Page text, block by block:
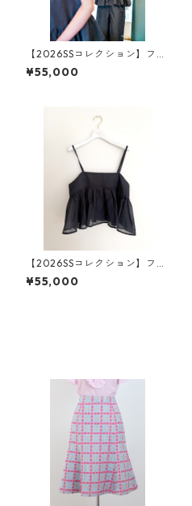
【2026SSコレクション】フリ
ル・ショートスリーブトップ
ス ソフト・デニム
¥55,000
【2026SSコレクション】フレ
ア・キャミトップス ブラッ
ク（透け感）
¥55,000